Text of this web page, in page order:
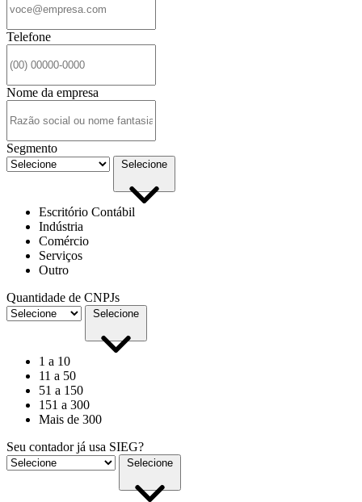
Telefone
Nome da empresa
Segmento
Selecione
Escritório Contábil
Indústria
Comércio
Serviços
Outro
Quantidade de CNPJs
Selecione
1 a 10
11 a 50
51 a 150
151 a 300
Mais de 300
Seu contador já usa SIEG?
Selecione